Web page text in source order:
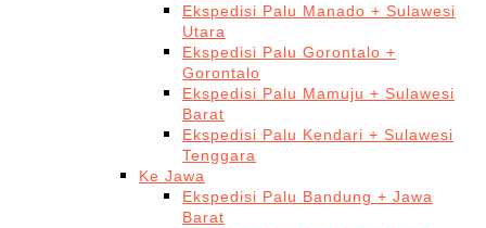
Ekspedisi Palu Manado + Sulawesi
Utara
Ekspedisi Palu Gorontalo +
Gorontalo
Ekspedisi Palu Mamuju + Sulawesi
Barat
Ekspedisi Palu Kendari + Sulawesi
Tenggara
Ke Jawa
Ekspedisi Palu Bandung + Jawa
Barat